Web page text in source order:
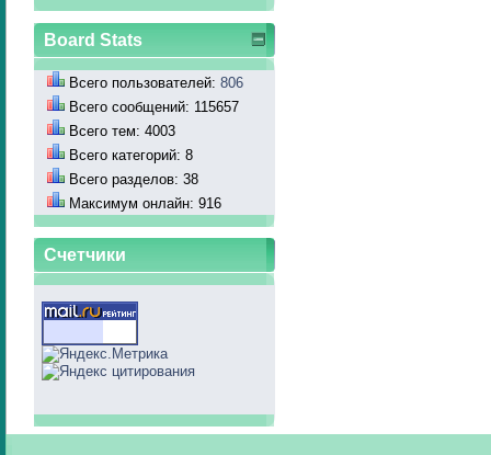
Board Stats
Всего пользователей: 806
Всего сообщений: 115657
Всего тем: 4003
Всего категорий: 8
Всего разделов: 38
Максимум онлайн: 916
Счетчики